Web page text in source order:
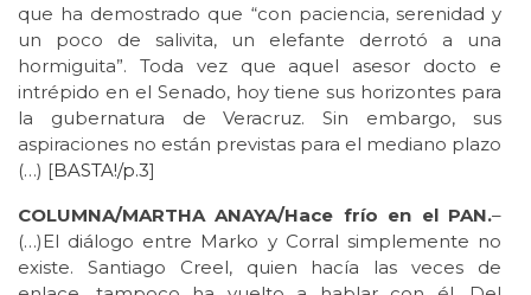
que ha demostrado que “con paciencia, serenidad y
un poco de salivita, un elefante derrotó a una
hormiguita”. Toda vez que aquel asesor docto e
intrépido en el Senado, hoy tiene sus horizontes para
la gubernatura de Veracruz. Sin embargo, sus
aspiraciones no están previstas para el mediano plazo
(…) [BASTA!/p.3]
COLUMNA/MARTHA ANAYA/Hace frío en el PAN.–
(…)El diálogo entre Marko y Corral simplemente no
existe. Santiago Creel, quien hacía las veces de